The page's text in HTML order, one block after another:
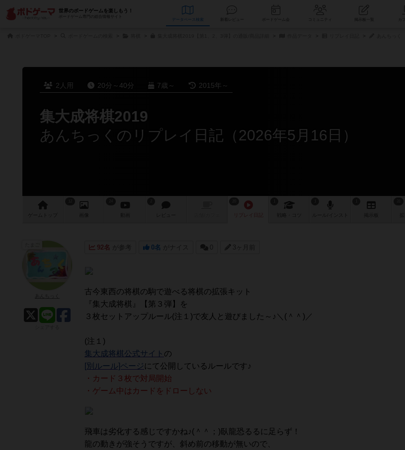
世界のボードゲームを楽しもう！
ボードゲーム専門の総合情報サイト
データベース コミュニティ
2人用 20分～40分 7歳～ 2015年～
集大成将棋2019
あんちっくのリプレイ日記（2026年5月16日）
ゲーム 画像 レビュー 戦略
92名 が参考 0名 がナイス 0 3ヶ月前
古今東西の将棋の駒で遊べる将棋の拡張キット
『集大成将棋』【第３弾】を
３枚セットアップルール(注１)で友人と遊びました～♪＼(＾＾)／
(注１)
集大成将棋公式サイト の
[別ルール]ページ にて公開しているルールです♪
・カード３枚で対局開始
・ゲーム中はカードをドローしない
飛車は劣化する感じですかね♪(＾＾；)臥龍恐るるに足らず！
龍の動きが強そうですが、斜め前の移動が無いので、